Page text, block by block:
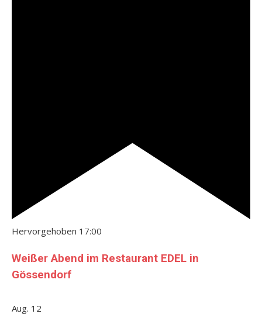
Hervorgehoben 17:00
Weißer Abend im Restaurant EDEL in
Gössendorf
Aug. 12